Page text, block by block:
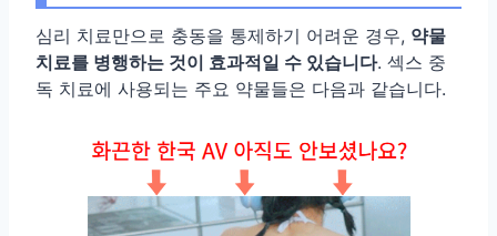
심리 치료만으로 충동을 통제하기 어려운 경우, 약물
치료를 병행하는 것이 효과적일 수 있습니다. 섹스 중
독 치료에 사용되는 주요 약물들은 다음과 같습니다.